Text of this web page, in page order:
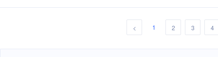
< 1 2 3 4